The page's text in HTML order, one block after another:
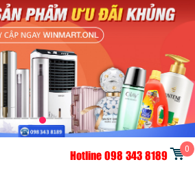
Hotline 098 343 8189 0